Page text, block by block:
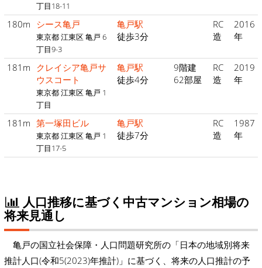
丁目18-11
180m シース亀戸
東京都 江東区 亀戸 6
丁目9-3
亀戸駅
徒歩3分
RC
造
2016
年
181m クレイシア亀戸サ
ウスコート
東京都 江東区 亀戸 1
丁目
亀戸駅
徒歩4分
9階建
62部屋
RC
造
2019
年
181m 第一塚田ビル
東京都 江東区 亀戸 1
丁目17-5
亀戸駅
徒歩7分
RC
造
1987
年
人口推移に基づく中古マンション相場の
将来見通し
亀戸の国立社会保障・人口問題研究所の「日本の地域別将来
推計人口(令和5(2023)年推計)」に基づく、将来の人口推計の予